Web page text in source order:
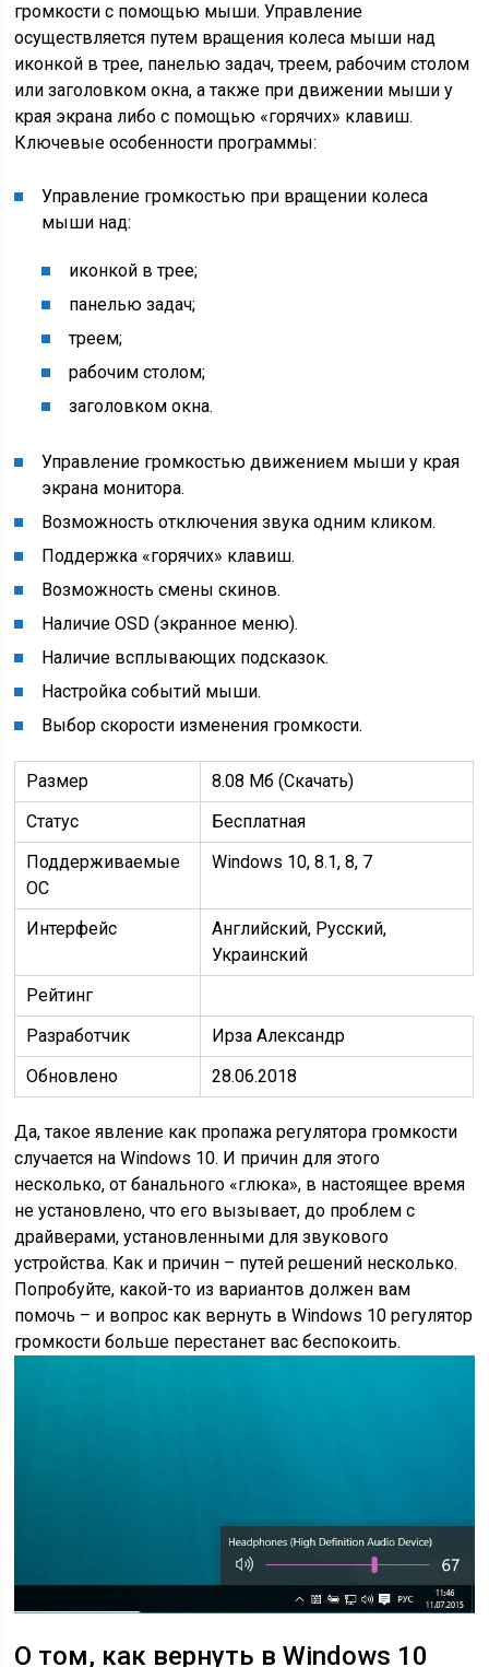
громкости с помощью мыши. Управление
осуществляется путем вращения колеса мыши над
иконкой в трее, панелью задач, треем, рабочим столом
или заголовком окна, а также при движении мыши у
края экрана либо с помощью «горячих» клавиш.
Ключевые особенности программы:
Управление громкостью при вращении колеса
мыши над:
иконкой в трее;
панелью задач;
треем;
рабочим столом;
заголовком окна.
Управление громкостью движением мыши у края
экрана монитора.
Возможность отключения звука одним кликом.
Поддержка «горячих» клавиш.
Возможность смены скинов.
Наличие OSD (экранное меню).
Наличие всплывающих подсказок.
Настройка событий мыши.
Выбор скорости изменения громкости.
Размер
8.08 Mб (Скачать)
Статус
Бесплатная
Поддерживаемые
ОС
Windows 10, 8.1, 8, 7
Интерфейс
Английский, Русский,
Украинский
Рейтинг
Разработчик
Ирза Александр
Обновлено
28.06.2018
Да, такое явление как пропажа регулятора громкости
случается на Windows 10. И причин для этого
несколько, от банального «глюка», в настоящее время
не установлено, что его вызывает, до проблем с
драйверами, установленными для звукового
устройства. Как и причин – путей решений несколько.
Попробуйте, какой-то из вариантов должен вам
помочь – и вопрос как вернуть в Windows 10 регулятор
громкости больше перестанет вас беспокоить.
О том, как вернуть в Windows 10